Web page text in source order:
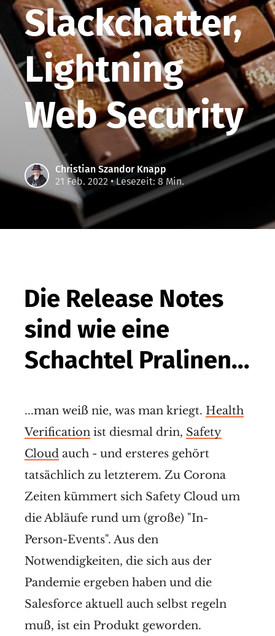
Slackchatter,
Lightning
Web Security
Christian Szandor Knapp
21 Feb. 2022 • Lesezeit: 8 Min.
Die Release Notes
sind wie eine
Schachtel Pralinen...
...man weiß nie, was man kriegt. Health
Verification ist diesmal drin, Safety
Cloud auch - und ersteres gehört
tatsächlich zu letzterem. Zu Corona
Zeiten kümmert sich Safety Cloud um
die Abläufe rund um (große) "In-
Person-Events". Aus den
Notwendigkeiten, die sich aus der
Pandemie ergeben haben und die
Salesforce aktuell auch selbst regeln
muß, ist ein Produkt geworden.